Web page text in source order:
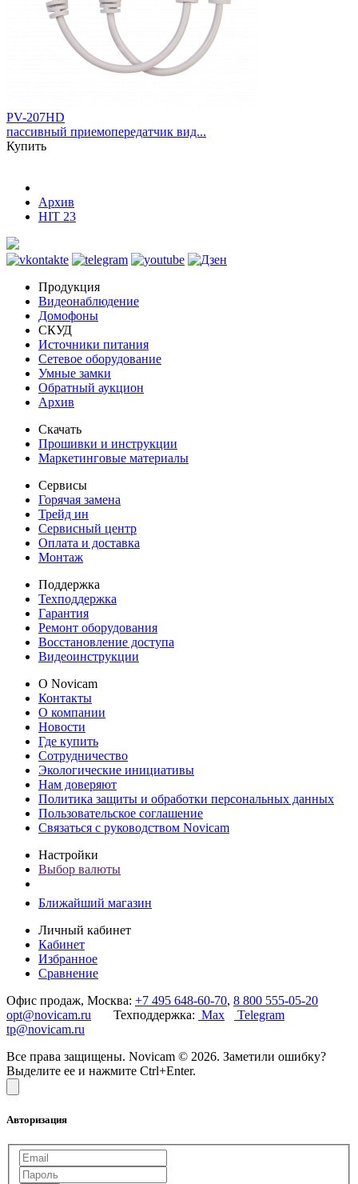
PV-207HD
пассивный приемопередатчик вид...
Купить
Архив
HIT 23
Продукция
Видеонаблюдение
Домофоны
СКУД
Источники питания
Сетевое оборудование
Умные замки
Обратный аукцион
Архив
Скачать
Прошивки и инструкции
Маркетинговые материалы
Сервисы
Горячая замена
Трейд ин
Сервисный центр
Оплата и доставка
Монтаж
Поддержка
Техподдержка
Гарантия
Ремонт оборудования
Восстановление доступа
Видеоинструкции
О Novicam
Контакты
О компании
Новости
Где купить
Сотрудничество
Экологические инициативы
Нам доверяют
Политика защиты и обработки персональных данных
Пользовательское соглашение
Связаться с руководством Novicam
Настройки
Выбор валюты
Ближайший магазин
Личный кабинет
Кабинет
Избранное
Сравнение
Офис продаж, Москва: +7 495 648-60-70, 8 800 555-05-20
opt@novicam.ru Техподдержка: Max
Telegram
tp@novicam.ru
Все права защищены. Novicam © 2026. Заметили ошибку?
Выделите ее и нажмите Ctrl+Enter.
Авторизация